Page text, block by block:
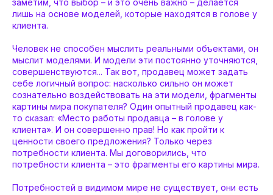
заметим, что выбор – и это очень важно – делается
лишь на основе моделей, которые находятся в голове у
клиента.
Человек не способен мыслить реальными объектами, он
мыслит моделями. И модели эти постоянно уточняются,
совершенствуются... Так вот, продавец может задать
себе логичный вопрос: насколько сильно он может
сознательно воздействовать на эти модели, фрагменты
картины мира покупателя? Один опытный продавец как-
то сказал: «Место работы продавца – в голове у
клиента». И он совершенно прав! Но как пройти к
ценности своего предложения? Только через
потребности клиента. Мы договорились, что
потребности клиента – это фрагменты его картины мира.
Потребностей в видимом мире не существует, они есть